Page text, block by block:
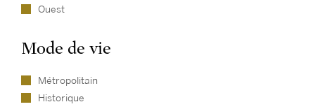
Ouest
Mode de vie
Métropolitain
Historique